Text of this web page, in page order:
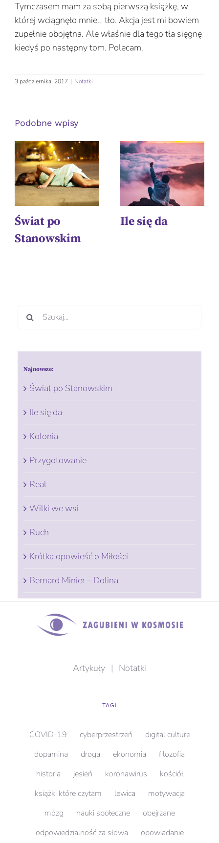
Tymczasem mam za sobą pierwszą książkę, w
której wciągnęło mnie… tło. Akcja jest mi bowiem
zupełnie obojętna. Ale właśnie dla tego tła sięgnę
kiedyś po następny tom. Polecam.
3 października, 2017 | Notatki
Podobne wpisy
Świat po
Stanowskim
Ile się da
Szukaj
Najnowsze:
Świat po Stanowskim
Ile się da
Kolonia
Przygotowanie
Real
Wilki we wsi
Ruch
Krótka opowieść o Miłości
Bernard Minier – Dolina
Artykuły | Notatki
TAGI
COVID-19 cyberprzestrzeń
digital culture
dopamina
droga ekonomia
filozofia
historia
jesień koronawirus
kościół
książki które czytam
lewica
motywacja
mózg
nauki społeczne
obejrzane
odpowiedzialność za słowa
opowiadanie